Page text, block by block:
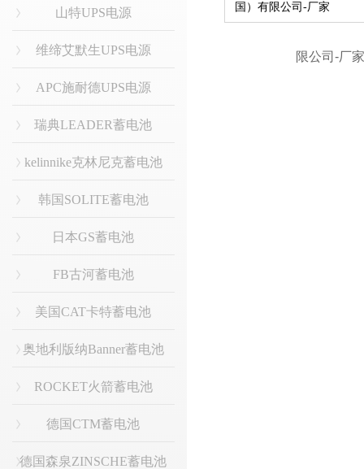
山特UPS电源
维缔艾默生UPS电源
APC施耐德UPS电源
瑞典LEADER蓄电池
kelinnike克林尼克蓄电池
韩国SOLITE蓄电池
日本GS蓄电池
FB古河蓄电池
美国CAT卡特蓄电池
奥地利版纳Banner蓄电池
ROCKET火箭蓄电池
德国CTM蓄电池
德国森泉ZINSCHE蓄电池
国）有限公司-厂家